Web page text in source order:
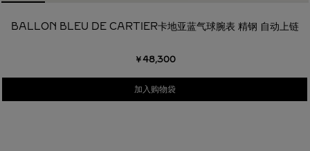
BALLON BLEU DE CARTIER卡地亚蓝气球腕表 精钢 自动上链
￥48,300
加入购物袋